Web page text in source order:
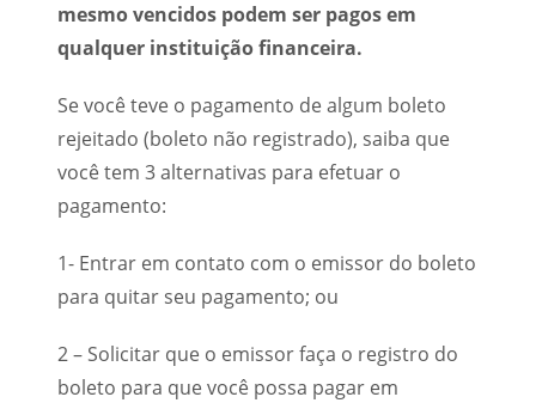
mesmo vencidos podem ser pagos em
qualquer instituição financeira.
Se você teve o pagamento de algum boleto
rejeitado (boleto não registrado), saiba que
você tem 3 alternativas para efetuar o
pagamento:
1- Entrar em contato com o emissor do boleto
para quitar seu pagamento; ou
2 – Solicitar que o emissor faça o registro do
boleto para que você possa pagar em